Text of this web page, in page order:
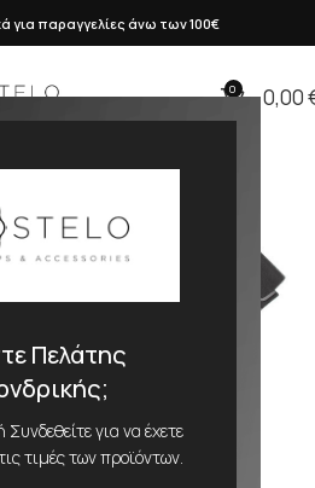
Πελάτης
Συνδεθείτε για να έχετε
τιμές των προϊόντων.
για παραγγελίες άνω των 100€
0 0,00